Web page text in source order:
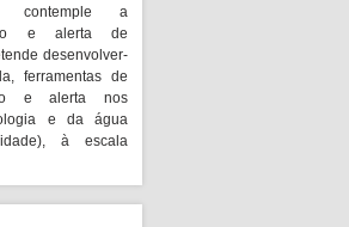
contemple a
e alerta de
desenvolver-
ferramentas de
e alerta nos
e da água
à escala